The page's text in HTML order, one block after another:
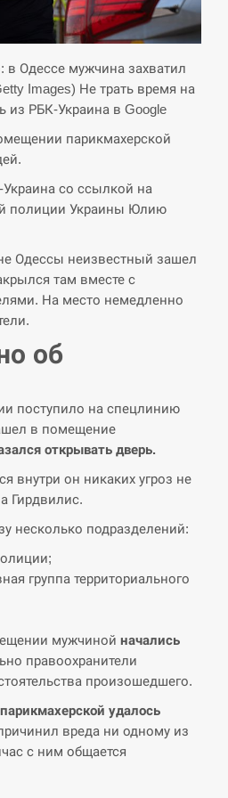
вручили новое
меру…
ракетний підрозділ КНДР –
ПВО сократились втрое,
они…
чотири баржі для
води до…
в аеропорту Лейпцига
з…
уничтожены”: в МИДе
на…
найбільші військові
вторгнення з…
Одессе мужчина захватил
Images) Не трать время на
из РБК-Украина в Google
парикмахерской
со ссылкой на
полиции Украины Юлию
Одессы неизвестный зашел
там вместе с
На место немедленно
об
поступило на спецлинию
в помещение
открывать дверь.
внутри он никаких угроз не
Гирдвилис.
несколько подразделений:
группа территориального
мужчиной начались
правоохранители
произошедшего.
удалось
вреда ни одному из
с ним общается